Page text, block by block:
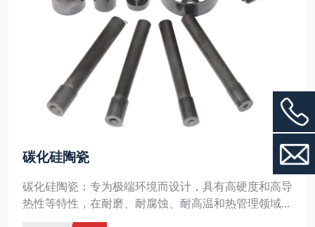
碳化硅陶瓷
碳化硅陶瓷：专为极端环境而设计，具有高硬度和高导
热性等特性，在耐磨、耐腐蚀、耐高温和热管理领域具
有不可替代的作用。